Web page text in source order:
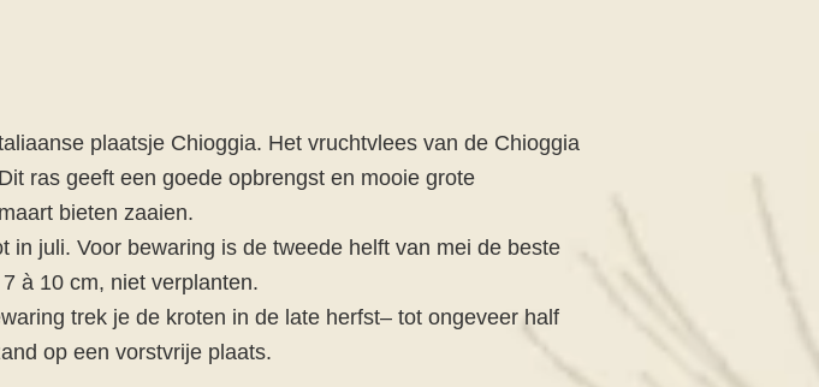
plaatsje Chioggia. Het vruchtvlees van de Chioggia
ras geeft een goede opbrengst en mooie grote
bieten zaaien.
juli. Voor bewaring is de tweede helft van mei de beste
à 10 cm, niet verplanten.
trek je de kroten in de late herfst– tot ongeveer half
op een vorstvrije plaats.